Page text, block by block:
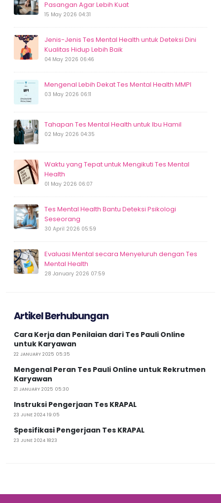
Pasangan Agar Lebih Kuat
15 May 2026 04:31
Jenis-Jenis Tes Mental Health untuk Deteksi Dini
Kualitas Hidup Lebih Baik
04 May 2026 06:46
Mengenal Lebih Dekat Tes Mental Health MMPI
03 May 2026 06:11
Tahapan Tes Mental Health untuk Ibu Hamil
02 May 2026 04:35
Waktu yang Tepat untuk Mengikuti Tes Mental
Health
01 May 2026 06:07
Tes Mental Health Bantu Deteksi Psikologi
Seseorang
30 April 2026 05:59
Evaluasi Mental secara Menyeluruh dengan Tes
Mental Health
28 January 2026 07:59
Artikel Berhubungan
Cara Kerja dan Penilaian dari Tes Pauli Online
untuk Karyawan
22 JANUARY 2025 05:35
Mengenal Peran Tes Pauli Online untuk Rekrutmen
Karyawan
21 JANUARY 2025 05:30
Instruksi Pengerjaan Tes KRAPAL
23 JUNE 2024 19:05
Spesifikasi Pengerjaan Tes KRAPAL
23 JUNE 2024 18:23